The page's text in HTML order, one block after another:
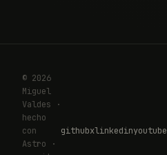
© 2026
Miguel
Valdes ·
hecho
con
Astro ·
githubxlinkedinyoutube